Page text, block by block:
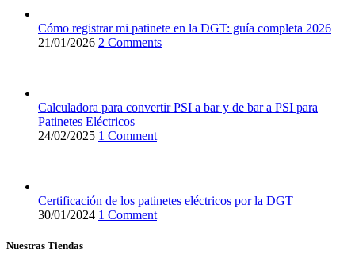
Cómo registrar mi patinete en la DGT: guía completa 2026
21/01/2026 2 Comments
Calculadora para convertir PSI a bar y de bar a PSI para
Patinetes Eléctricos
24/02/2025 1 Comment
Certificación de los patinetes eléctricos por la DGT
30/01/2024 1 Comment
Nuestras Tiendas